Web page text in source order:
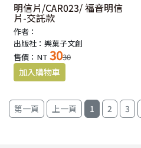
明信片/CAR023/ 福音明信
片-交託款
作者：
出版社：樂菓子文創
售價：NT 3030
1 2 3